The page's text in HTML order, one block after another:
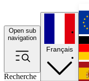
Open sub
navigation
Recherche
Français